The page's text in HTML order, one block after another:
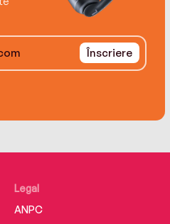
și de tatăl lor și de
mamei lor și de
mereu înconjurate,
pentru a trăi.
9
Înscriere
Legal
ANPC